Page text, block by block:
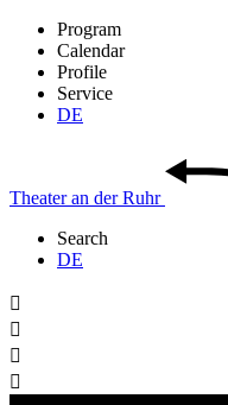
Program
Calendar
Profile
Service
DE
Theateran derRuhr
Search
DE



